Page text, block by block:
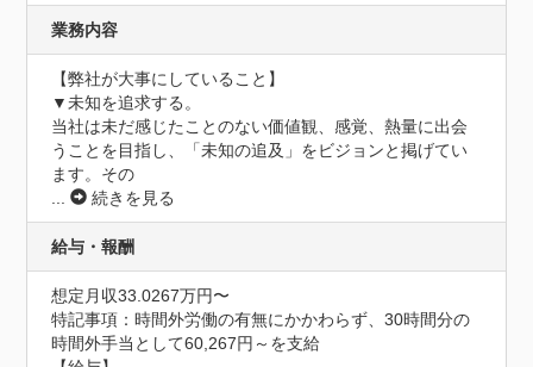
業務内容
【弊社が大事にしていること】
▼未知を追求する。
当社は未だ感じたことのない価値観、感覚、熱量に出会
うことを目指し、「未知の追及」をビジョンと掲げてい
ます。その
...
続きを見る
給与・報酬
想定月収33.0267万円〜
特記事項：時間外労働の有無にかかわらず、30時間分の
時間外手当として60,267円～を支給